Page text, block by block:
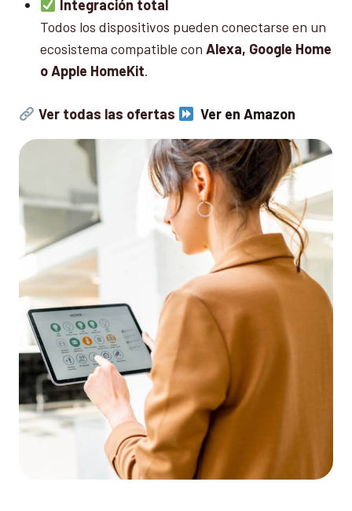
Integración total
Todos los dispositivos pueden conectarse en un
ecosistema compatible con Alexa, Google Home
o Apple HomeKit.
Ver todas las ofertas Ver en Amazon